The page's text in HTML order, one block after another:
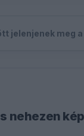
jelenjenek meg